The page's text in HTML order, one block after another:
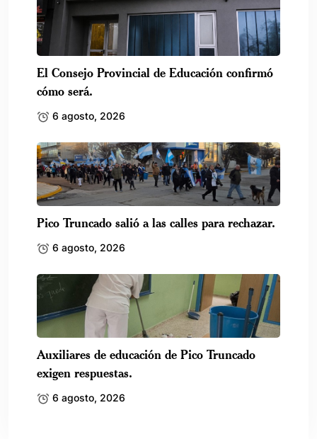
El Consejo Provincial de Educación confirmó
cómo será.
6 agosto, 2026
Pico Truncado salió a las calles para rechazar.
6 agosto, 2026
Auxiliares de educación de Pico Truncado
exigen respuestas.
6 agosto, 2026